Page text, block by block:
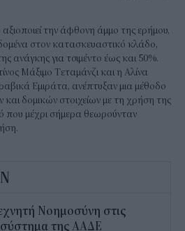
την άφθονη άμμο της ερήμου,
στον κατασκευαστικό κλάδο,
ανάγκης για τσιμέντο έως και 50%.
Μάξιμο Τεταμάνζι και η Αλίνα
Εμιράτα, ανέπτυξαν μια μέθοδο
δομικών στοιχείων με τη χρήση της
που μέχρι σήμερα θεωρούνταν
Νοημοσύνη στις
σύστημα της ΑΑΔΕ